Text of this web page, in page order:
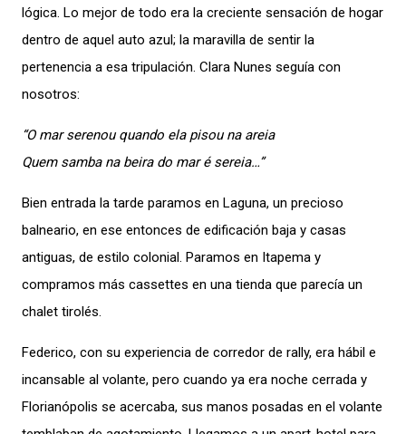
lógica. Lo mejor de todo era la creciente sensación de hogar
dentro de aquel auto azul; la maravilla de sentir la
pertenencia a esa tripulación. Clara Nunes seguía con
nosotros:
“O mar serenou quando ela pisou na areia
Quem samba na beira do mar é sereia…”
Bien entrada la tarde paramos en Laguna, un precioso
balneario, en ese entonces de edificación baja y casas
antiguas, de estilo colonial. Paramos en Itapema y
compramos más cassettes en una tienda que parecía un
chalet tirolés.
Federico, con su experiencia de corredor de rally, era hábil e
incansable al volante, pero cuando ya era noche cerrada y
Florianópolis se acercaba, sus manos posadas en el volante